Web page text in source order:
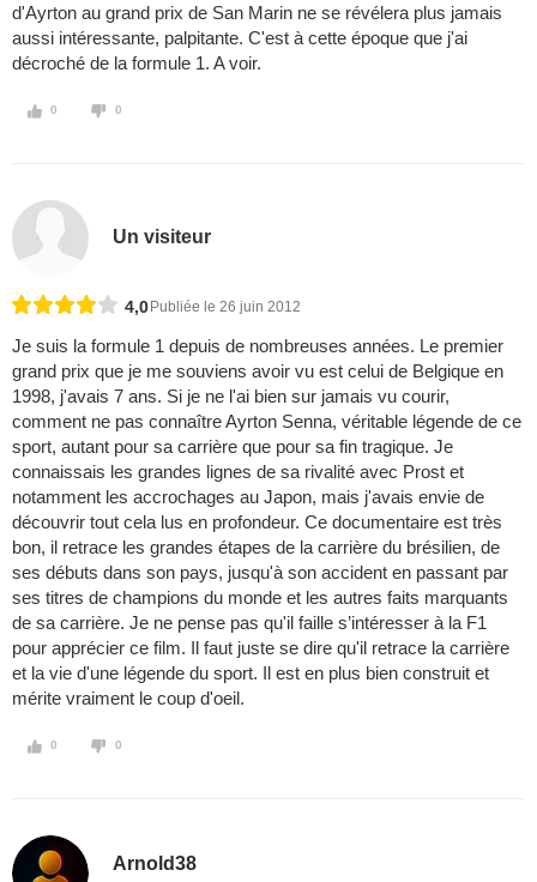
d'Ayrton au grand prix de San Marin ne se révélera plus jamais
aussi intéressante, palpitante. C'est à cette époque que j'ai
décroché de la formule 1. A voir.
0 0
Un visiteur
4,0 Publiée le 26 juin 2012
Je suis la formule 1 depuis de nombreuses années. Le premier
grand prix que je me souviens avoir vu est celui de Belgique en
1998, j'avais 7 ans. Si je ne l'ai bien sur jamais vu courir,
comment ne pas connaître Ayrton Senna, véritable légende de ce
sport, autant pour sa carrière que pour sa fin tragique. Je
connaissais les grandes lignes de sa rivalité avec Prost et
notamment les accrochages au Japon, mais j'avais envie de
découvrir tout cela lus en profondeur. Ce documentaire est très
bon, il retrace les grandes étapes de la carrière du brésilien, de
ses débuts dans son pays, jusqu'à son accident en passant par
ses titres de champions du monde et les autres faits marquants
de sa carrière. Je ne pense pas qu'il faille s’intéresser à la F1
pour apprécier ce film. Il faut juste se dire qu'il retrace la carrière
et la vie d'une légende du sport. Il est en plus bien construit et
mérite vraiment le coup d'oeil.
0 0
Arnold38